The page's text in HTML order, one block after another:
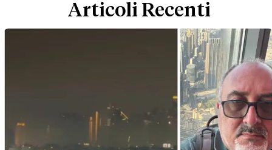
Articoli Recenti